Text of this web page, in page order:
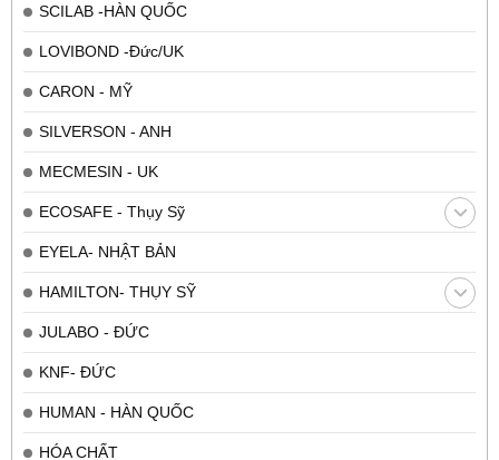
SCILAB -HÀN QUỐC
LOVIBOND -Đức/UK
CARON - MỸ
SILVERSON - ANH
MECMESIN - UK
ECOSAFE - Thụy Sỹ
EYELA- NHẬT BẢN
HAMILTON- THỤY SỸ
JULABO - ĐỨC
KNF- ĐỨC
HUMAN - HÀN QUỐC
HÓA CHẤT